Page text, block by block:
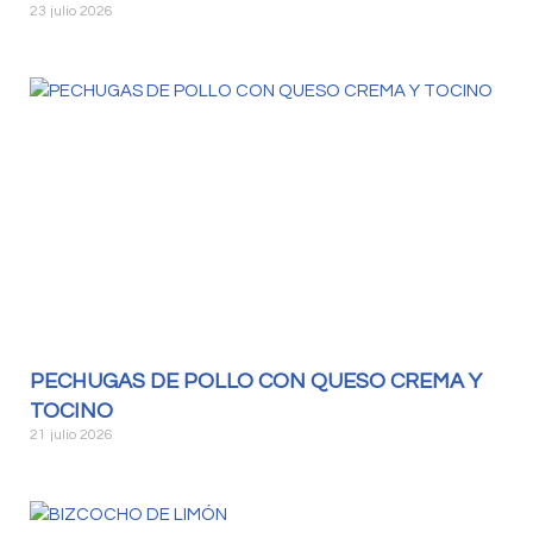
23 julio 2026
PECHUGAS DE POLLO CON QUESO CREMA Y
TOCINO
21 julio 2026